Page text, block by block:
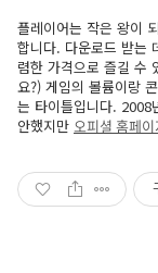
플레이어는 작은 왕이
합니다. 다운로드 받는
렴한 가격으로 즐길 수
요?) 게임의 볼륨이랑
는 타이틀입니다. 2008
안했지만 오피셜 홈페이